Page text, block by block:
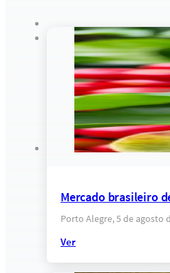
Mercado brasileiro
Porto Alegre, 5 de agosto
Ver